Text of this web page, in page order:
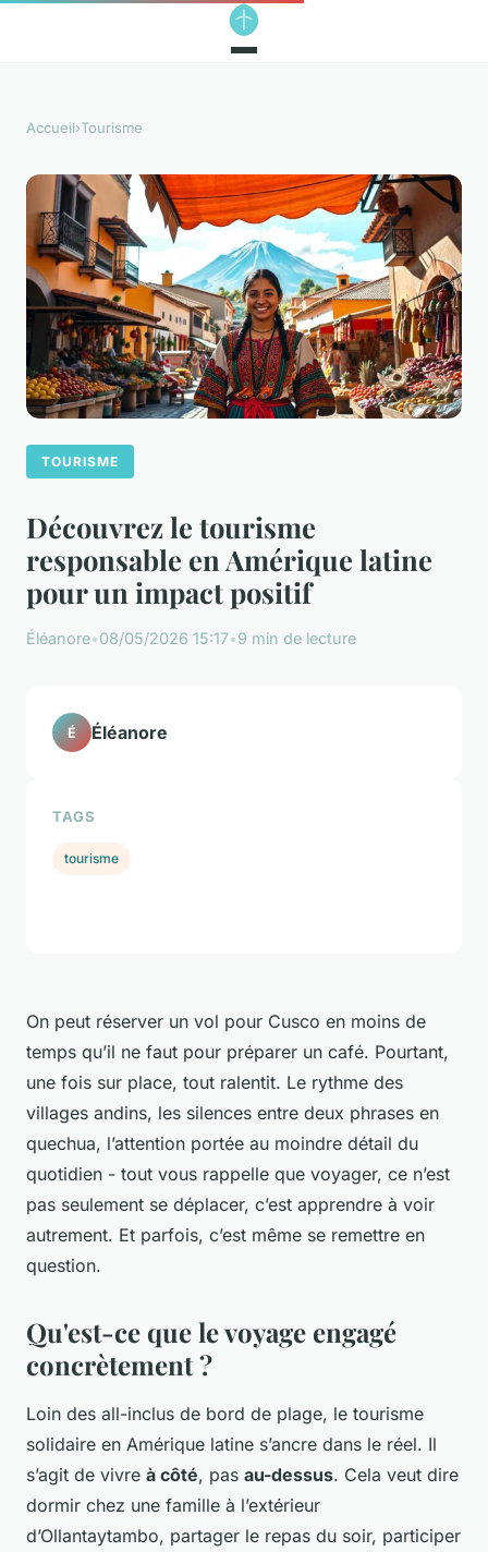
Accueil›Tourisme
TOURISME
Découvrez le tourisme
responsable en Amérique latine
pour un impact positif
Éléanore•08/05/2026 15:17•9 min de lecture
On peut réserver un vol pour Cusco en moins de
temps qu’il ne faut pour préparer un café. Pourtant,
une fois sur place, tout ralentit. Le rythme des
villages andins, les silences entre deux phrases en
quechua, l’attention portée au moindre détail du
quotidien - tout vous rappelle que voyager, ce n’est
pas seulement se déplacer, c’est apprendre à voir
autrement. Et parfois, c’est même se remettre en
question.
Qu'est-ce que le voyage engagé
concrètement ?
Loin des all-inclus de bord de plage, le tourisme
solidaire en Amérique latine s’ancre dans le réel. Il
s’agit de vivre à côté, pas au-dessus. Cela veut dire
dormir chez une famille à l’extérieur
d’Ollantaytambo, partager le repas du soir, participer
É Éléanore
TAGS
tourisme